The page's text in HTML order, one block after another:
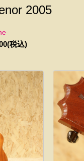
2005
税込)